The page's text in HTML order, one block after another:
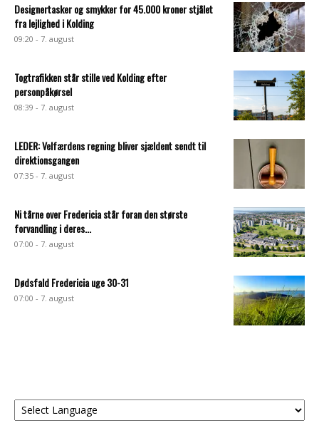
Designertasker og smykker for 45.000 kroner stjålet
fra lejlighed i Kolding
09:20 - 7. august
Togtrafikken står stille ved Kolding efter
personpåkørsel
08:39 - 7. august
LEDER: Velfærdens regning bliver sjældent sendt til
direktionsgangen
07:35 - 7. august
Ni tårne over Fredericia står foran den største
forvandling i deres...
07:00 - 7. august
Dødsfald Fredericia uge 30-31
07:00 - 7. august